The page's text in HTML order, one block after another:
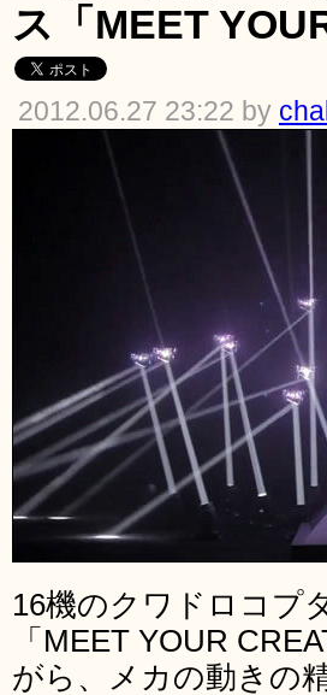
ス「MEET
2012.06.27 23:22 by
16機のクワドロコプ
「MEET YOUR
がら、メカの動きの